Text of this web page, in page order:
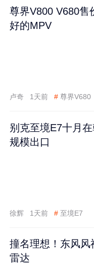
尊界V800 V680售
好的MPV
卢奇 1天前 # 尊界V680
别克至境E7十月
规模出口
徐辉 1天前 # 至境E7
撞名理想！东风
雷达